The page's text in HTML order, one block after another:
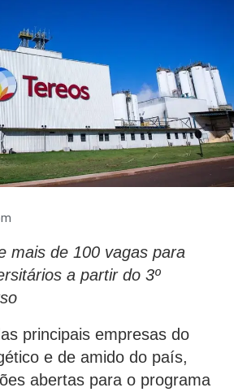
mais de 100 vagas para
a partir do 3º
principais empresas do
e de amido do país,
abertas para o programa